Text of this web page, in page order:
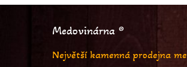
Medovinárna ®
Největší kamenná prodejna